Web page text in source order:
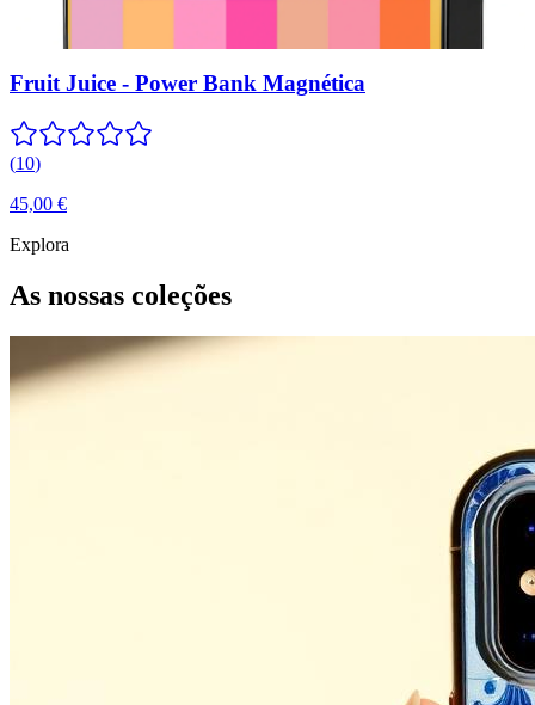
Fruit Juice - Power Bank Magnética
(10)
45,00 €
Explora
As nossas coleções